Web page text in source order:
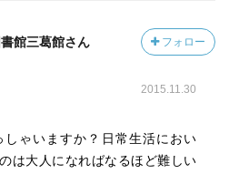
館三葛館さん フォロー
2015.11.30
ゃいますか？日常生活におい
は大人になればなるほど難しい